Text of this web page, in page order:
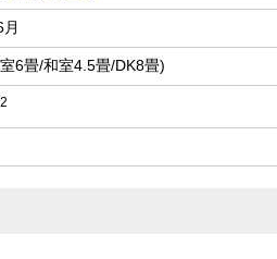
6畳/和室4.5畳/DK8畳)
2